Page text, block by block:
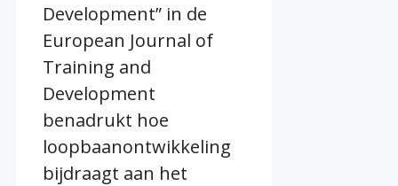
Development” in de
European Journal of
Training and
Development
benadrukt hoe
loopbaanontwikkeling
bijdraagt aan het